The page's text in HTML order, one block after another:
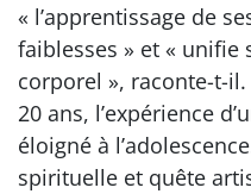
« l’apprentissage de
faiblesses » et «
corporel », raconte-t-
20 ans, l’expérience
éloigné à
spirituelle et quête